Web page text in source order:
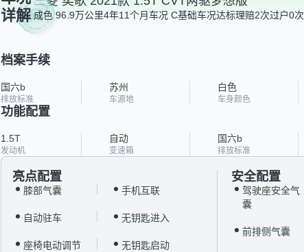
详解 成色 96.9万公里4年11个月车况 C基础车况达标理赔2次过户0次
档案手续
国六b
排放标准
苏州
车源地
白色
车身颜色
功能配置
1.5T
发动机
自动
变速箱
国六b
排放标准
亮点配置
膝部气囊 手机互联
自动驻车 无钥匙进入
座椅电动调节 无钥匙启动
安全配置
驾驶座安全气
囊
前排侧气囊